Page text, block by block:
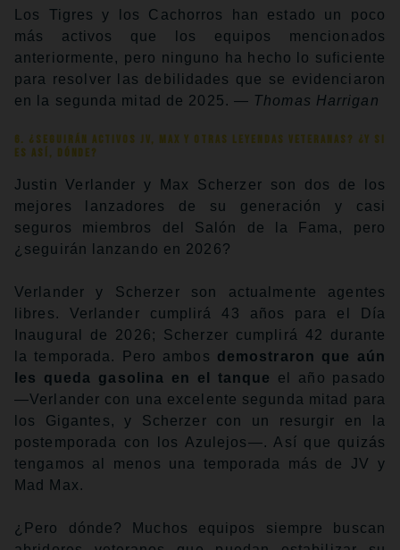
Los Tigres y los Cachorros han estado un poco
más activos que los equipos mencionados
anteriormente, pero ninguno ha hecho lo suficiente
para resolver las debilidades que se evidenciaron
en la segunda mitad de 2025. — Thomas Harrigan
6. ¿Seguirán activos JV, Max y otras leyendas veteranas? ¿Y si
es así, dónde?
Justin Verlander y Max Scherzer son dos de los
mejores lanzadores de su generación y casi
seguros miembros del Salón de la Fama, pero
¿seguirán lanzando en 2026?
Verlander y Scherzer son actualmente agentes
libres. Verlander cumplirá 43 años para el Día
Inaugural de 2026; Scherzer cumplirá 42 durante
la temporada. Pero ambos demostraron que aún
les queda gasolina en el tanque
el año pasado
—Verlander con una excelente segunda mitad para
los Gigantes, y Scherzer con un resurgir en la
postemporada con los Azulejos—. Así que quizás
tengamos al menos una temporada más de JV y
Mad Max.
¿Pero dónde? Muchos equipos siempre buscan